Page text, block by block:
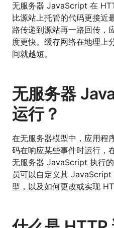
无服务器 JavaScript 在
比源站上托管的代码更接近
路传递到源站再一路回传，
度更快。缓存网络在地理上
间就越短。
无服务器
运行？
在无服务器模型中，应用程
码在响应某些事件时运行，
无服务器 JavaScript 执行
员可以自定义其
型，以及如何更改或实现